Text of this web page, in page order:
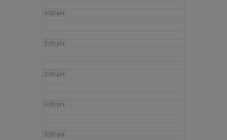
1:00 pm
2:00 pm
3:00 pm
4:00 pm
5:00 pm